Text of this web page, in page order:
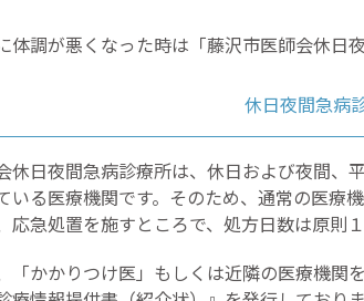
体調が悪くなった時は「藤沢市医師会休日
休日夜間急病
休日夜間急病診療所は、休日および夜間、
いる医療機関です。そのため、通常の医療
応急処置を施すところで、処方日数は原則
「かかりつけ医」もしくは近隣の医療機関